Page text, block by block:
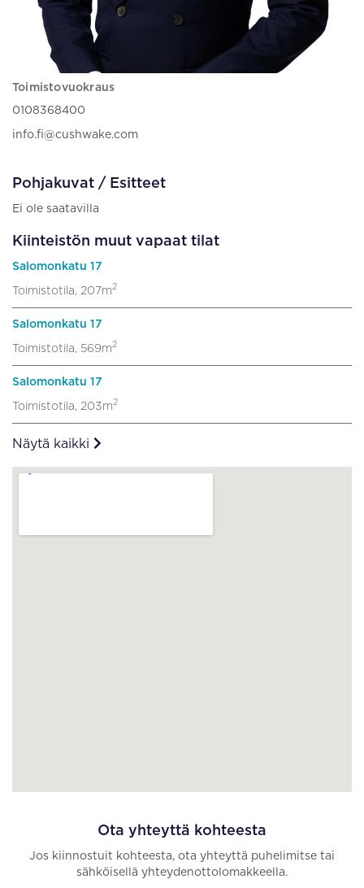
Toimistovuokraus
0108368400
info.fi@cushwake.com
Pohjakuvat / Esitteet
Ei ole saatavilla
Kiinteistön muut vapaat tilat
Salomonkatu 17
Toimistotila, 207m2
Salomonkatu 17
Toimistotila, 569m2
Salomonkatu 17
Toimistotila, 203m2
Näytä kaikki
Ota yhteyttä kohteesta
Jos kiinnostuit kohteesta, ota yhteyttä puhelimitse tai
sähköisellä yhteydenottolomakkeella.